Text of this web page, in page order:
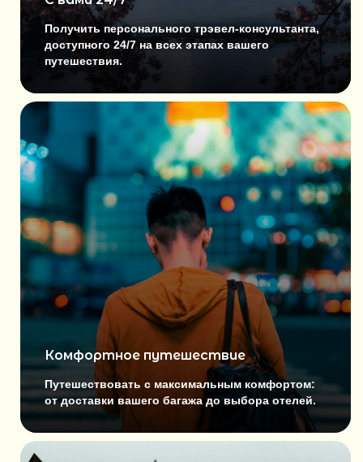
Получить персонального трэвел-консультанта,
доступного 24/7 на всех этапах вашего
путешествия.
Комфортное путешествие
Путешествовать с максимальным комфортом:
от доставки вашего багажа до выбора отелей.
от 3 290$
10 ДНЕЙ
ХОЧУ В ТУР
1 день. Первое знакомство с Токио: от
?